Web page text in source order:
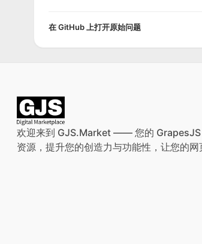
在 GitHub 上打开原始问题
欢迎来到 GJS.Market —— 您的 GrapesJS
资源，提升您的创造力与功能性，让您的